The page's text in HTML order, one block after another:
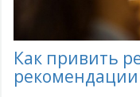
Как привить
рекомендации